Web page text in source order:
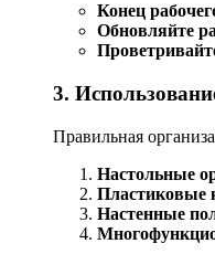
Конец
Обновляйте
3.
Правильная
Настольные
Пластиковые
Настенные